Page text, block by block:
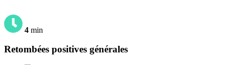
4 min
Retombées positives générales